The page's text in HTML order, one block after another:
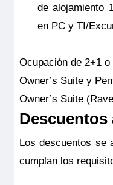
Todo incluido con
unísono. La cama
de alojamiento
en PC y TI/
Ocupación de 2+1
Owner’s Suite y
Owner’s Suite
Descuentos
Los descuentos se
cumplan los